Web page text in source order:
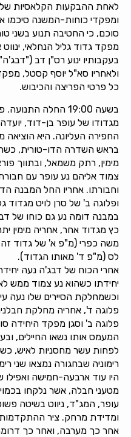
לאחת ההבקעות הקלאסיות
ומפקדי כוחות-המשנה סיכמו
סוכם, כי החטיבה תנוע בשני
מפקד גדוד גליל הנחלאי,
בעקבותיו ינוע רס"ן דב
ולאחריו סא"ל יוסף קסטל,
כל פרטי הפריצה והכיבוש.
בשעה 19:00 החלה
מגדודו של עופר בן-דוד,
החפירה העליונה. היא
בראש השדרה הדו-טורית,
מימין, רתק משמאל, ובתווך
צמוד אליהם נע עופר עם
וחבורתו. אחריו החל המבנה
ופלוגה ב' של סרן לויט מגדוד
במבנה דומה נע גם כוחו של
כץ מגדוד אחר, אחריה מימין
משה כפרי (מ"פ א' של גדוד
לס (מ"פ ד' מאותו הגדוד).
אחרי הכוח של דבג'ה נעה
יחידתו כשהוא נע צמוד ממש
וכשמחלקת הסיירים שלו נעה
פלוגה ד', אחריה מחלקת
פלוגה ב' וסגן מפקד היחידה
המעמס אותו נשאו החיילים,
לפחות עשר מחסניות לאיש,
רימוניה שבחגורה נמצאו שני
היו עוד ארבעה-חמישה ואפילו
מטעני חבלה, אשר נלקחו
עופר, המג"ד, ניווט בשיטה
ומדידת מרחק. ציר ההתקדמות
אחר כך מערבה, ואחר כך